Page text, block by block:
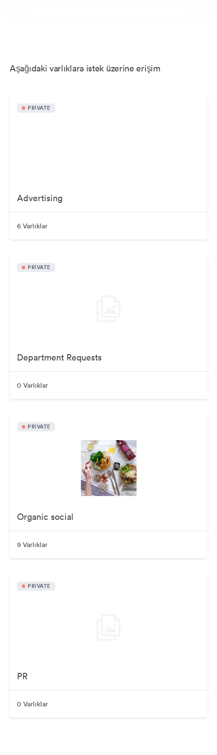
Aşağıdaki varlıklara istek üzerine erişim
PRIVATE
Advertising
6 Varlıklar
PRIVATE
Department Requests
0 Varlıklar
PRIVATE
Organic social
9 Varlıklar
PRIVATE
PR
0 Varlıklar